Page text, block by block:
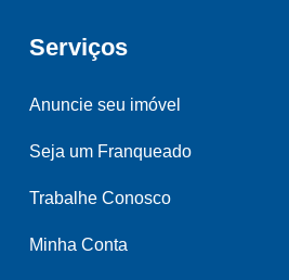
Serviços
Anuncie seu imóvel
Seja um Franqueado
Trabalhe Conosco
Minha Conta